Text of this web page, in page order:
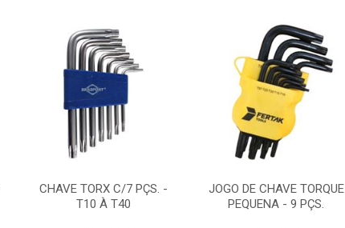
CHAVE TORX C/7 PÇS. -
T10 À T40
JOGO DE CHAVE TORQUE
PEQUENA - 9 PÇS.